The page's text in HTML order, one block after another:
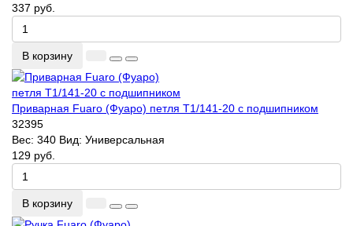
337 руб.
В корзину
Приварная Fuaro (Фуаро) петля T1/141-20 с подшипником
32395
Вес: 340 Вид: Универсальная
129 руб.
В корзину